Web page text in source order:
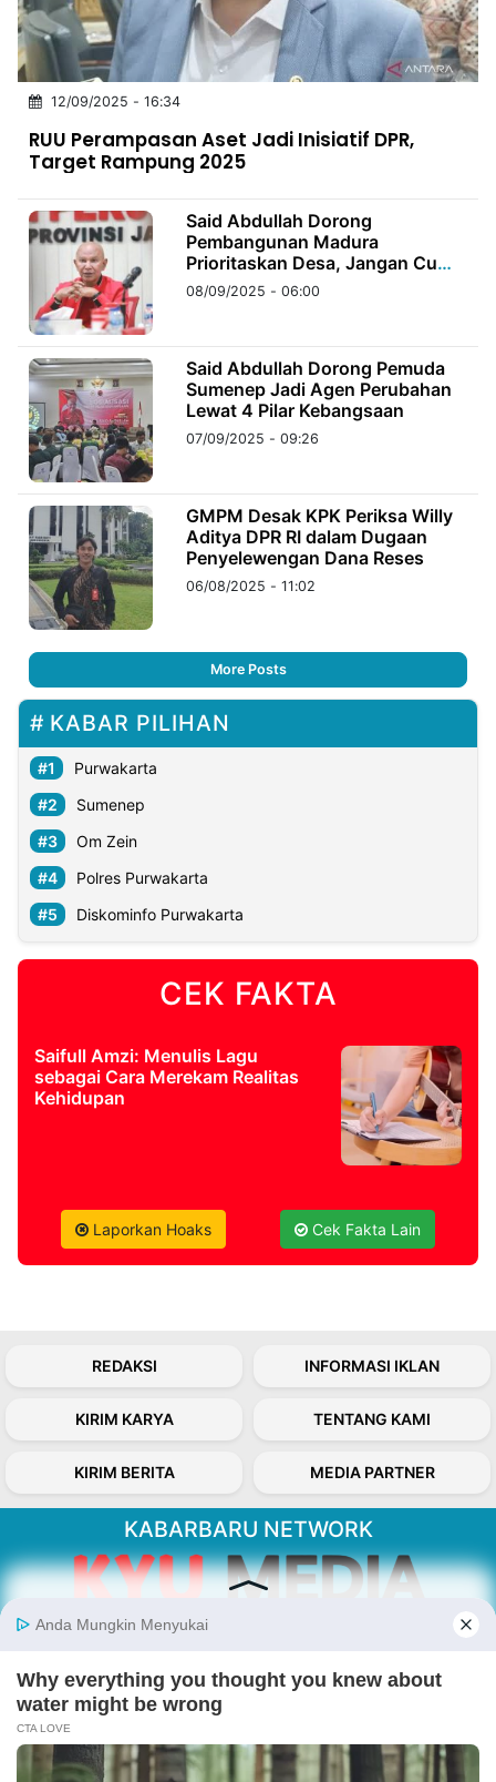
12/09/2025 - 16:34
RUU Perampasan Aset Jadi Inisiatif DPR,
Target Rampung 2025
Said Abdullah Dorong
Pembangunan Madura
Prioritaskan Desa, Jangan Cuma
Kota
08/09/2025 - 06:00
Said Abdullah Dorong Pemuda
Sumenep Jadi Agen Perubahan
Lewat 4 Pilar Kebangsaan
07/09/2025 - 09:26
GMPM Desak KPK Periksa Willy
Aditya DPR RI dalam Dugaan
Penyelewengan Dana Reses
06/08/2025 - 11:02
More Posts
KABAR PILIHAN
Purwakarta
Sumenep
Om Zein
Polres Purwakarta
Diskominfo Purwakarta
CEK FAKTA
Saifull Amzi: Menulis Lagu
sebagai Cara Merekam Realitas
Kehidupan
Laporkan Hoaks Cek Fakta Lain
REDAKSI INFORMASI IKLAN
KIRIM KARYA TENTANG KAMI
KIRIM BERITA MEDIA PARTNER
KABARBARU NETWORK
Kabarbaru.co menyajikan berita aktual dan
inspiratif dari sudut pandang berbaik sangka